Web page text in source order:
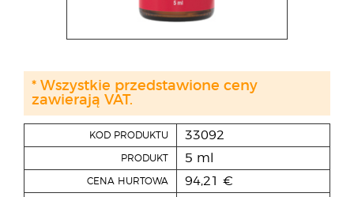
KOD PRODUKTU 33092
PRODUKT 5 ml
CENA HURTOWA 94,21 €
* Wszystkie przedstawione ceny
zawierają VAT.